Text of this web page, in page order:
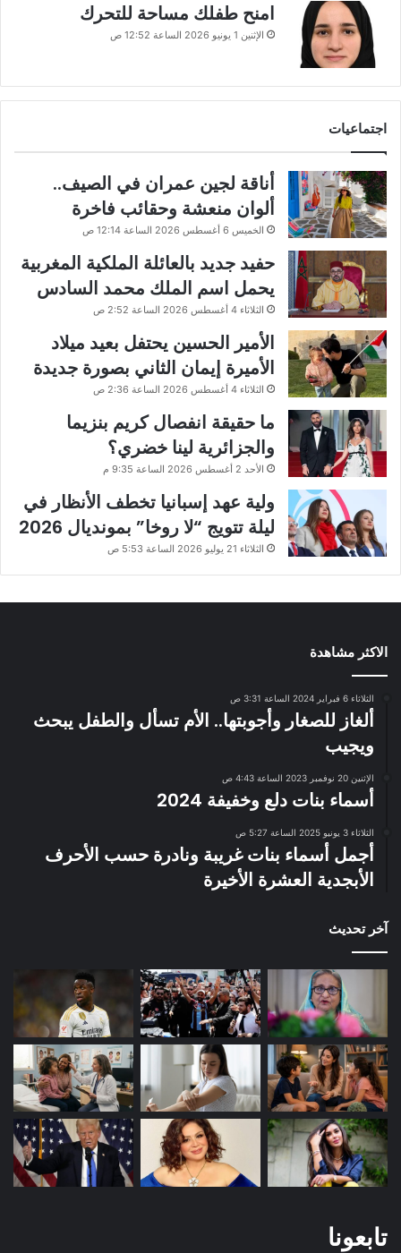
امنح طفلك مساحة للتحرك
الإثنين 1 يونيو 2026 الساعة 12:52 ص
اجتماعيات
أناقة لجين عمران في الصيف..
ألوان منعشة وحقائب فاخرة
الخميس 6 أغسطس 2026 الساعة 12:14 ص
حفيد جديد بالعائلة الملكية المغربية
يحمل اسم الملك محمد السادس
الثلاثاء 4 أغسطس 2026 الساعة 2:52 ص
الأمير الحسين يحتفل بعيد ميلاد
الأميرة إيمان الثاني بصورة جديدة
الثلاثاء 4 أغسطس 2026 الساعة 2:36 ص
ما حقيقة انفصال كريم بنزيما
والجزائرية لينا خضري؟
الأحد 2 أغسطس 2026 الساعة 9:35 م
ولية عهد إسبانيا تخطف الأنظار في
ليلة تتويج “لا روخا” بمونديال 2026
الثلاثاء 21 يوليو 2026 الساعة 5:53 ص
الاكثر مشاهدة
الثلاثاء 6 فبراير 2024 الساعة 3:31 ص
ألغاز للصغار وأجوبتها.. الأم تسأل والطفل يبحث
ويجيب
الإثنين 20 نوفمبر 2023 الساعة 4:43 ص
أسماء بنات دلع وخفيفة 2024
الثلاثاء 3 يونيو 2025 الساعة 5:27 ص
أجمل أسماء بنات غريبة ونادرة حسب الأحرف
الأبجدية العشرة الأخيرة
آخر تحديث
تابعونا